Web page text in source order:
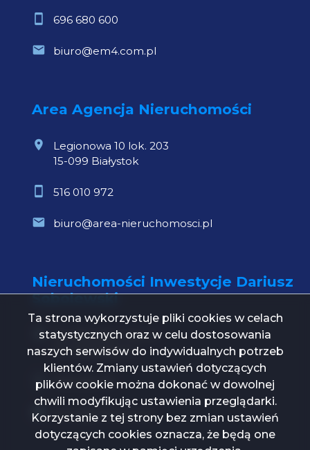
696 680 600
biuro@em4.com.pl
Area Agencja Nieruchomości
Legionowa 10 lok. 203
15-099 Białystok
516 010 972
biuro@area-nieruchomosci.pl
Nieruchomości Inwestycje Dariusz
Sobolewski
Św. Mikołaja 1 lok. 21
15-419 Białystok
739 000 112
biuro@ni24.com.pl
Ta strona wykorzystuje pliki cookies w celach
statystycznych oraz w celu dostosowania
naszych serwisów do indywidualnych potrzeb
klientów. Zmiany ustawień dotyczących
plików cookie można dokonać w dowolnej
chwili modyfikując ustawienia przeglądarki.
Korzystanie z tej strony bez zmian ustawień
dotyczących cookies oznacza, że będą one